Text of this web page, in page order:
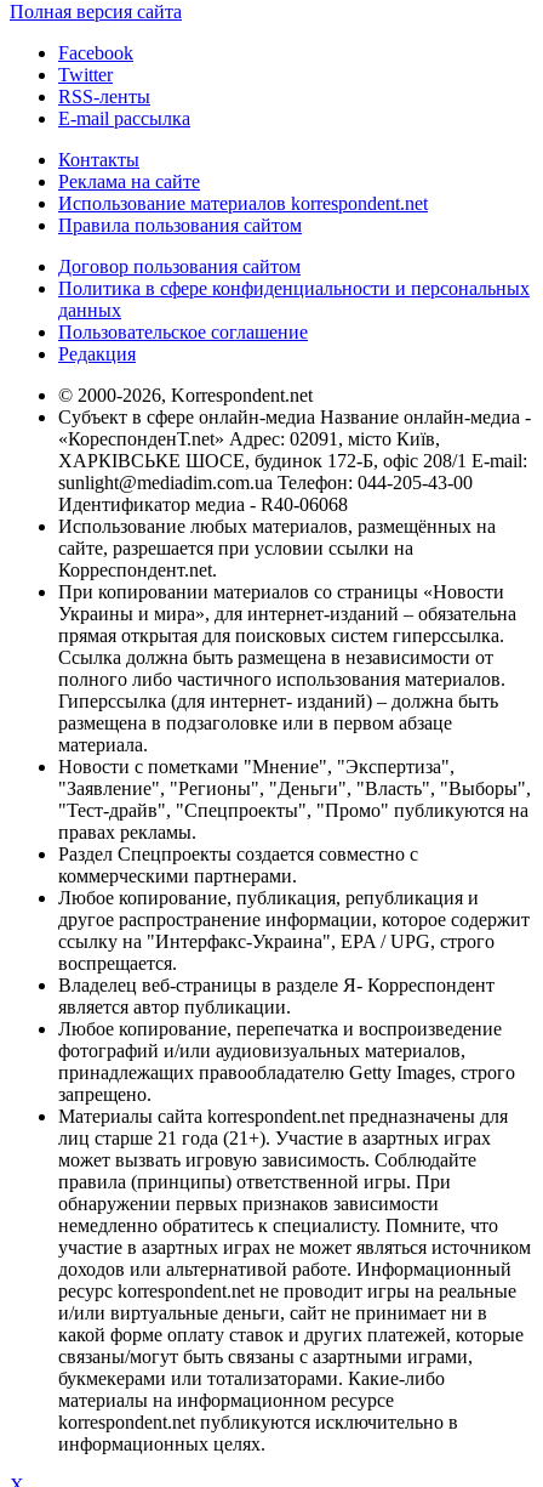
Полная версия сайта
Facebook
Twitter
RSS-ленты
E-mail рассылка
Контакты
Реклама на сайте
Использование материалов korrespondent.net
Правила пользования сайтом
Договор пользования сайтом
Политика в сфере конфиденциальности и персональных
данных
Пользовательское соглашение
Редакция
© 2000-2026, Korrespondent.net
Субъект в сфере онлайн-медиа Название онлайн-медиа -
«КореспонденТ.net» Адрес: 02091, місто Київ,
ХАРКІВСЬКЕ ШОСЕ, будинок 172-Б, офіс 208/1 E-mail:
sunlight@mediadim.com.ua Телефон: 044-205-43-00
Идентификатор медиа - R40-06068
Использование любых материалов, размещённых на
сайте, разрешается при условии ссылки на
Корреспондент.net.
При копировании материалов со страницы «Новости
Украины и мира», для интернет-изданий – обязательна
прямая открытая для поисковых систем гиперссылка.
Ссылка должна быть размещена в независимости от
полного либо частичного использования материалов.
Гиперссылка (для интернет- изданий) – должна быть
размещена в подзаголовке или в первом абзаце
материала.
Новости с пометками "Мнение", "Экспертиза",
"Заявление", "Регионы", "Деньги", "Власть", "Выборы",
"Тест-драйв", "Спецпроекты", "Промо" публикуются на
правах рекламы.
Раздел Спецпроекты создается совместно с
коммерческими партнерами.
Любое копирование, публикация, републикация и
другое распространение информации, которое содержит
ссылку на "Интерфакс-Украина", EPA / UPG, строго
воспрещается.
Владелец веб-страницы в разделе Я- Корреспондент
является автор публикации.
Любое копирование, перепечатка и воспроизведение
фотографий и/или аудиовизуальных материалов,
принадлежащих правообладателю Getty Images, строго
запрещено.
Материалы сайта korrespondent.net предназначены для
лиц старше 21 года (21+). Участие в азартных играх
может вызвать игровую зависимость. Соблюдайте
правила (принципы) ответственной игры. При
обнаружении первых признаков зависимости
немедленно обратитесь к специалисту. Помните, что
участие в азартных играх не может являться источником
доходов или альтернативой работе. Информационный
ресурс korrespondent.net не проводит игры на реальные
и/или виртуальные деньги, сайт не принимает ни в
какой форме оплату ставок и других платежей, которые
связаны/могут быть связаны с азартными играми,
букмекерами или тотализаторами. Какие-либо
материалы на информационном ресурсе
korrespondent.net публикуются исключительно в
информационных целях.